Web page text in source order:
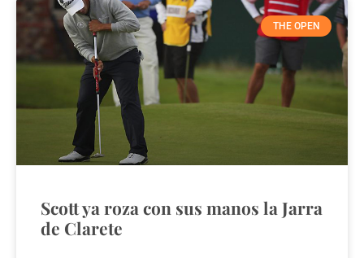
THE OPEN
Scott ya roza con sus manos la Jarra
de Clarete